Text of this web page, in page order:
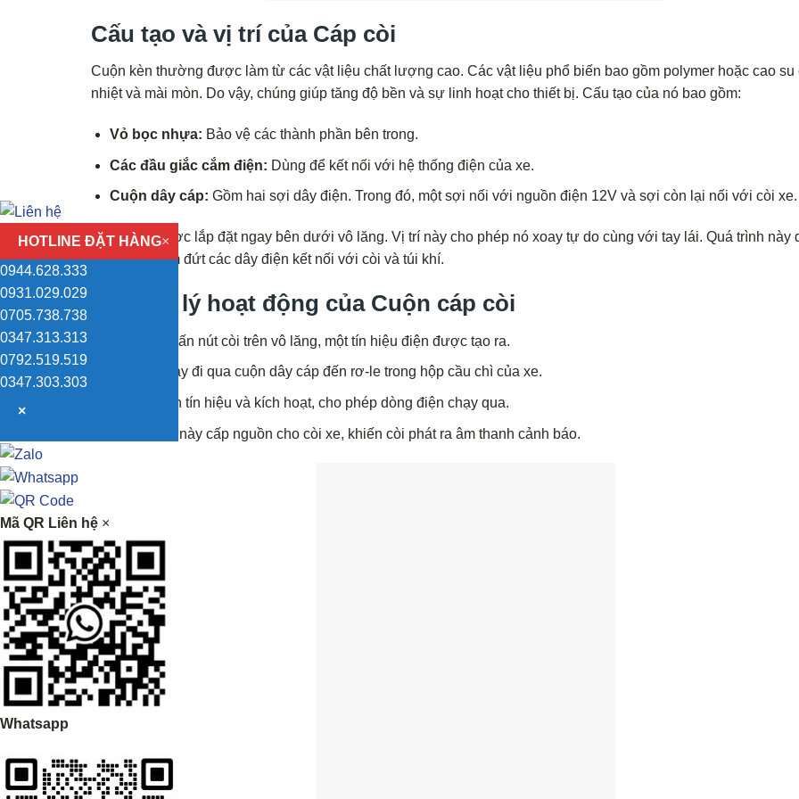
Cấu tạo và vị trí của Cáp còi
Cuộn kèn thường được làm từ các vật liệu chất lượng cao. Các vật liệu phổ biến bao gồm polymer hoặc cao su
nhiệt và mài mòn. Do vậy, chúng giúp tăng độ bền và sự linh hoạt cho thiết bị. Cấu tạo của nó bao gồm:
Vỏ bọc nhựa: Bảo vệ các thành phần bên trong.
Các đầu giắc cắm điện: Dùng để kết nối với hệ thống điện của xe.
Cuộn dây cáp: Gồm hai sợi dây điện. Trong đó, một sợi nối với nguồn điện 12V và sợi còn lại nối với còi xe.
Cuộn kèn được lắp đặt ngay bên dưới vô lăng. Vị trí này cho phép nó xoay tự do cùng với tay lái. Quá trình này
mà không làm đứt các dây điện kết nối với còi và túi khí.
Nguyên lý hoạt động của Cuộn cáp còi
Khi bạn nhấn nút còi trên vô lăng, một tín hiệu điện được tạo ra.
Tín hiệu này đi qua cuộn dây cáp đến rơ-le trong hộp cầu chì của xe.
Rơ-le nhận tín hiệu và kích hoạt, cho phép dòng điện chạy qua.
Dòng điện này cấp nguồn cho còi xe, khiến còi phát ra âm thanh cảnh báo.
HOTLINE ĐẶT HÀNG×
0944.628.333
0931.029.029
0705.738.738
0347.313.313
0792.519.519
0347.303.303
×
Mã QR Liên hệ ×
Whatsapp